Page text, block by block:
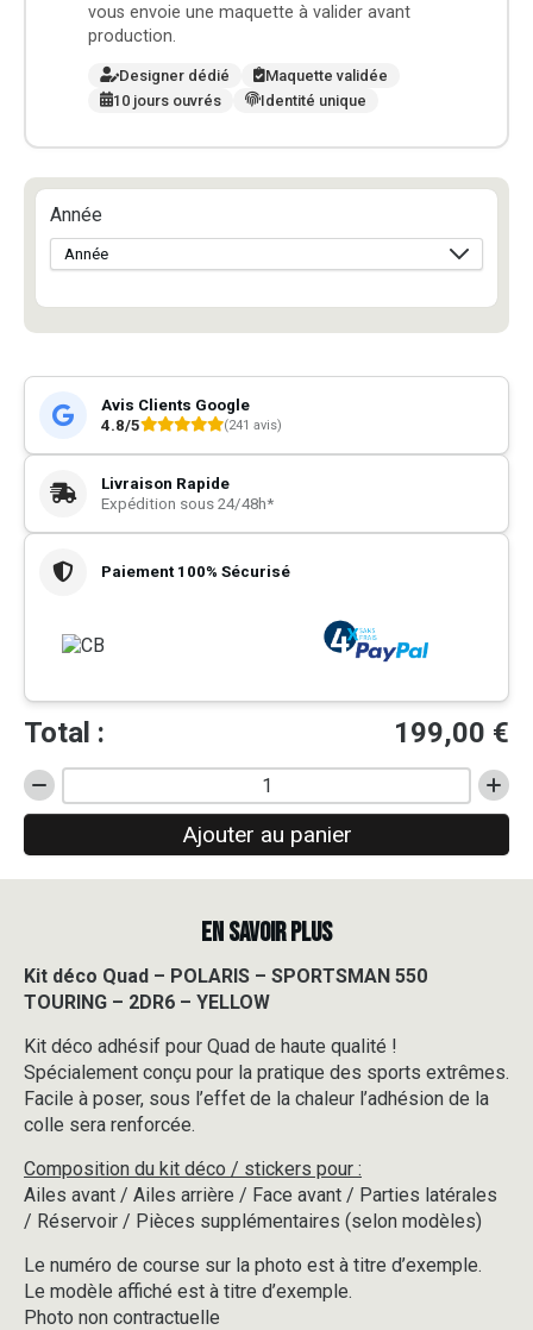
vous envoie une maquette à valider avant
production.
Designer dédié
Maquette validée
10 jours ouvrés
Identité unique
Année
Avis Clients Google
4.8/5
(241 avis)
Livraison Rapide
Expédition sous 24/48h*
Paiement 100% Sécurisé
Total : 199,00 €
quantité
de
déco
Quad
SPORTSMAN
550
-
2DR6
-
YELLOW
Ajouter au panier
EN SAVOIR PLUS
Kit déco Quad – POLARIS – SPORTSMAN 550
TOURING – 2DR6 – YELLOW
Kit déco adhésif pour Quad de haute qualité !
Spécialement conçu pour la pratique des sports extrêmes.
Facile à poser, sous l’effet de la chaleur l’adhésion de la
colle sera renforcée.
Composition du kit déco / stickers pour :
Ailes avant / Ailes arrière / Face avant / Parties latérales
/ Réservoir / Pièces supplémentaires (selon modèles)
Le numéro de course sur la photo est à titre d’exemple.
Le modèle affiché est à titre d’exemple.
Photo non contractuelle